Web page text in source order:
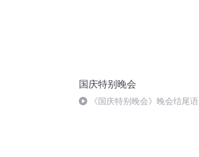
国庆特别晚会
《国庆特别晚会》晚会结尾语